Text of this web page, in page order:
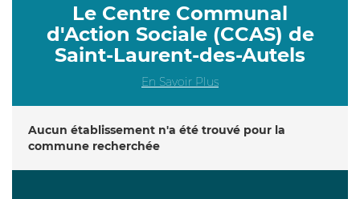
Le Centre Communal
d'Action Sociale (CCAS) de
Saint-Laurent-des-Autels
En Savoir Plus
Aucun établissement n'a été trouvé pour la
commune recherchée